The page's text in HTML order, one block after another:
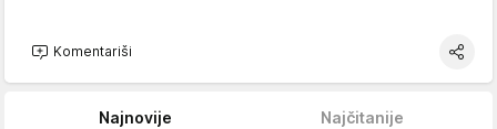
Komentariši
Najnovije Najčitanije